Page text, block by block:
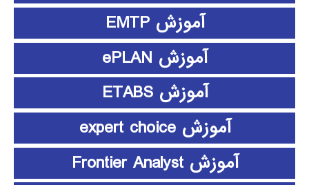
آموزش EMTP
آموزش ePLAN
آموزش ETABS
آموزش expert choice
آموزش Frontier Analyst